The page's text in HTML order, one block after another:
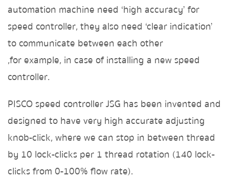
automation machine need ‘high accuracy’ for
speed controller, they also need ‘clear indication’
to communicate between each other
,for example, in case of installing a new speed
controller.
PISCO speed controller JSG has been invented and
designed to have very high accurate adjusting
knob-click,where we can stop in between thread
by 10 lock-clicks per 1 thread rotation (140 lock-
clicks from 0-100% flow rate).